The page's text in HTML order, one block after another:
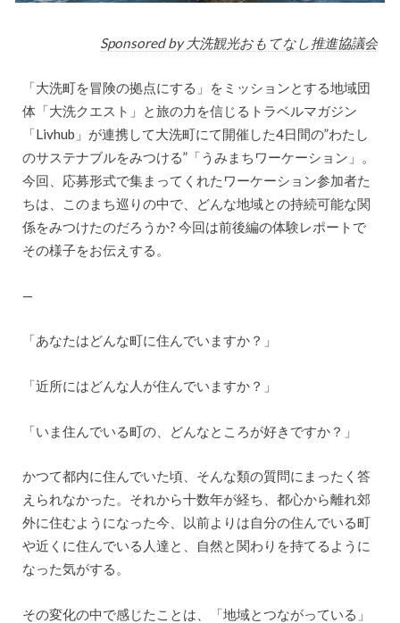
Sponsored by 大洗観光おもてなし推進協議会
「大洗町を冒険の拠点にする」をミッションとする地域団
体「大洗クエスト」と旅の力を信じるトラベルマガジン
「Livhub」が連携して大洗町にて開催した4日間の”わたし
のサステナブルをみつける”「うみまちワーケーション」。
今回、応募形式で集まってくれたワーケーション参加者た
ちは、このまち巡りの中で、どんな地域との持続可能な関
係をみつけたのだろうか? 今回は前後編の体験レポートで
その様子をお伝えする。
—
「あなたはどんな町に住んでいますか？」
「近所にはどんな人が住んでいますか？」
「いま住んでいる町の、どんなところが好きですか？」
かつて都内に住んでいた頃、そんな類の質問にまったく答
えられなかった。それから十数年が経ち、都心から離れ郊
外に住むようになった今、以前よりは自分の住んでいる町
や近くに住んでいる人達と、自然と関わりを持てるように
なった気がする。
その変化の中で感じたことは、「地域とつながっている」